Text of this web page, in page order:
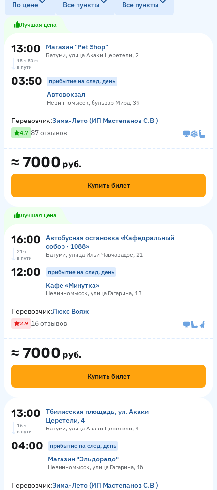
По цене Все пункты Все пункты
Лучшая цена
13:00 Магазин "Pet Shop"
Батуми, улица Акаки Церетели, 2
15 ч 50 м
в пути
03:50 прибытие на след. день
Автовокзал
Невинномысск, бульвар Мира, 39
≈ 7000 руб.
Купить билет
Перевозчик:Зима-Лето (ИП Мастепанов С.В.)
4.7 87 отзывов
Лучшая цена
16:00
Автобусная остановка «Кафедральный
собор · 1088»
Батуми, улица Ильи Чавчавадзе, 21
21 ч
в пути
12:00 прибытие на след. день
Кафе «Минутка»
Невинномысск, улица Гагарина, 1В
≈ 7000 руб.
Купить билет
Перевозчик:Люкс Вояж
2.9 16 отзывов
13:00
Тбилисская площадь, ул. Акаки
Церетели, 4
Батуми, улица Акаки Церетели, 4
16 ч
в пути
04:00 прибытие на след. день
Магазин "Эльдорадо"
Невинномысск, улица Гагарина, 1б
Перевозчик:Зима-Лето (ИП Мастепанов С.В.)